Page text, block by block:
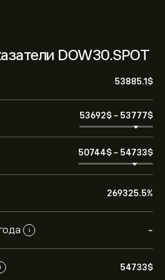
DOW30.SPOT
53885.1‎$‎
53692‎$‎ - 53777‎$‎
50744‎$‎ - 54733‎$‎
269325.5%
i -
i 54733‎$‎
— это 53,757.00‎$‎
— 54,733.00‎$‎
«1D» или «1W» на
масштаб, чтобы
движения цены Spot Quoted
(QDOW.JUN27). Цена Spot